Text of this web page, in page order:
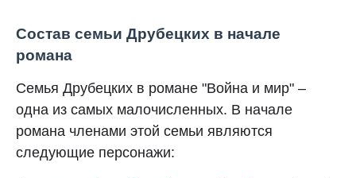
Состав семьи Друбецких в начале
романа
Семья Друбецких в романе "Война и мир" –
одна из самых малочисленных. В начале
романа членами этой семьи являются
следующие персонажи: